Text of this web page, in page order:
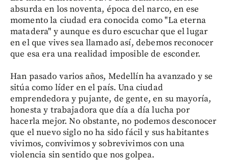
absurda en los noventa, época del narco, en ese
momento la ciudad era conocida como "La eterna
matadera" y aunque es duro escuchar que el lugar
en el que vives sea llamado así, debemos reconocer
que esa era una realidad imposible de esconder.
Han pasado varios años, Medellín ha avanzado y se
sitúa como líder en el país. Una ciudad
emprendedora y pujante, de gente, en su mayoría,
honesta y trabajadora que día a día lucha por
hacerla mejor. No obstante, no podemos desconocer
que el nuevo siglo no ha sido fácil y sus habitantes
vivimos, convivimos y sobrevivimos con una
violencia sin sentido que nos golpea.